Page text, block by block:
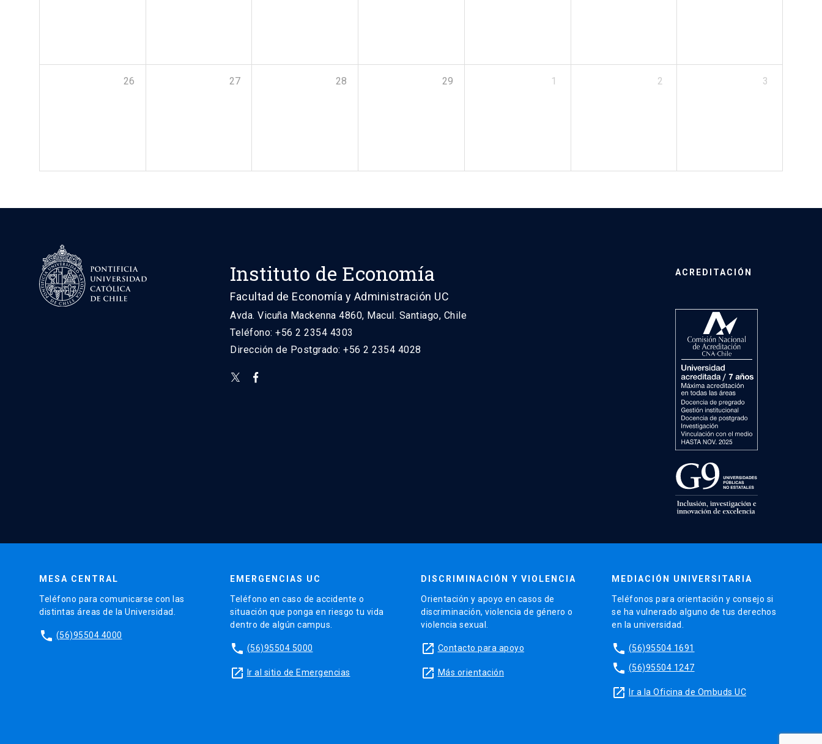
26 27 28 29 1 2 3
Instituto de Economía
Facultad de Economía y Administración UC
Avda. Vicuña Mackenna 4860, Macul. Santiago, Chile
Teléfono: +56 2 2354 4303
Dirección de Postgrado: +56 2 2354 4028
ACREDITACIÓN
MESA CENTRAL
Teléfono para comunicarse con las
distintas áreas de la Universidad.
phone (56)95504 4000
EMERGENCIAS UC
Teléfono en caso de accidente o
situación que ponga en riesgo tu vida
dentro de algún campus.
phone (56)95504 5000
launch Ir al sitio de Emergencias
DISCRIMINACIÓN Y VIOLENCIA
Orientación y apoyo en casos de
discriminación, violencia de género o
violencia sexual.
launch Contacto para apoyo
launch Más orientación
MEDIACIÓN UNIVERSITARIA
Teléfonos para orientación y consejo si
se ha vulnerado alguno de tus derechos
en la universidad.
phone (56)95504 1691
phone (56)95504 1247
launch Ir a la Oficina de Ombuds UC